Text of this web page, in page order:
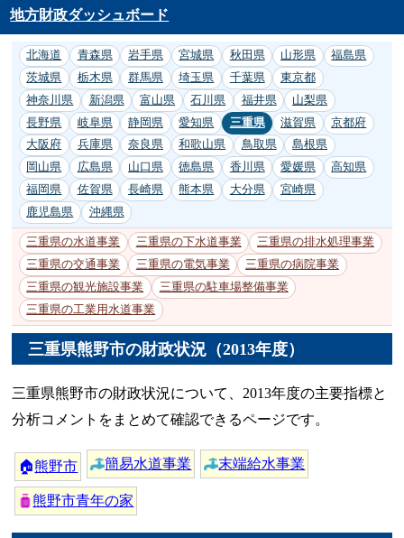
地方財政ダッシュボード
北海道 青森県 岩手県 宮城県 秋田県 山形県
福島県
茨城県
栃木県 群馬県 埼玉県 千葉県
東京都
神奈川県
新潟県 富山県 石川県 福井県
山梨県
長野県
岐阜県 静岡県 愛知県 三重県 滋賀県
京都府
大阪府
兵庫県 奈良県 和歌山県 鳥取県
島根県
岡山県
広島県 山口県 徳島県 香川県 愛媛県
高知県
福岡県
佐賀県 長崎県 熊本県 大分県
宮崎県
鹿児島県
沖縄県
三重県の水道事業 三重県の下水道事業
三重県の排水処理事業
三重県の交通事業
三重県の電気事業
三重県の病院事業
三重県の観光施設事業
三重県の駐車場整備事業
三重県の工業用水道事業
三重県熊野市の財政状況（2013年度）
三重県熊野市の財政状況について、2013年度の主要指標と
分析コメントをまとめて確認できるページです。
🏠熊野市 簡易水道事業 末端給水事業
熊野市青年の家